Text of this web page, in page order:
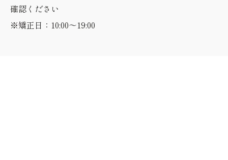
確認ください
※矯正日：10:00～19:00